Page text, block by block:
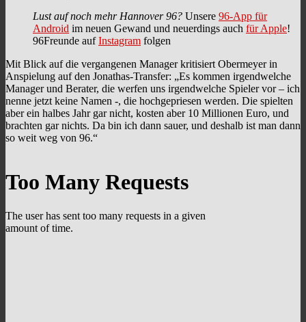
Lust auf noch mehr Hannover 96? Unsere 96-App für
Android im neuen Gewand und neuerdings auch für Apple!
96Freunde aufInstagram folgen
Mit Blick auf die vergangenen Manager kritisiert Obermeyer in
Anspielung auf den Jonathas-Transfer: „Es kommen irgendwelche
Manager und Berater, die werfen uns irgendwelche Spieler vor – ich
nenne jetzt keine Namen -, die hochgepriesen werden. Die spielten
aber ein halbes Jahr gar nicht, kosten aber 10 Millionen Euro, und
brachten gar nichts. Da bin ich dann sauer, und deshalb ist man dann
so weit weg von 96.“